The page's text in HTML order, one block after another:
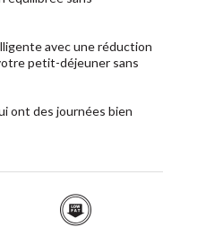
avec une réduction
petit-déjeuner sans
ont des journées bien